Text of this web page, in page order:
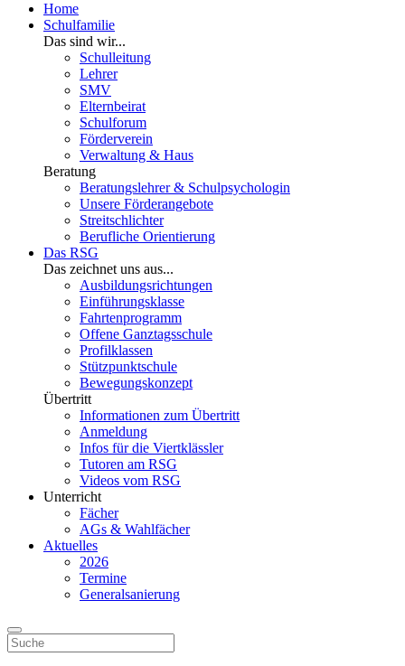
Home
Schulfamilie
Das sind wir...
Schulleitung
Lehrer
SMV
Elternbeirat
Schulforum
Förderverein
Verwaltung & Haus
Beratung
Beratungslehrer & Schulpsychologin
Unsere Förderangebote
Streitschlichter
Berufliche Orientierung
Das RSG
Das zeichnet uns aus...
Ausbildungsrichtungen
Einführungsklasse
Fahrtenprogramm
Offene Ganztagsschule
Profilklassen
Stützpunktschule
Bewegungskonzept
Übertritt
Informationen zum Übertritt
Anmeldung
Infos für die Viertklässler
Tutoren am RSG
Videos vom RSG
Unterricht
Fächer
AGs & Wahlfächer
Aktuelles
2026
Termine
Generalsanierung